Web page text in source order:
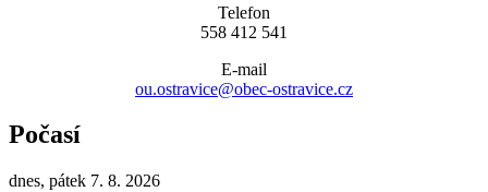
Telefon
558 412 541
E-mail
ou.ostravice@obec-ostravice.cz
Počasí
dnes, pátek 7. 8. 2026